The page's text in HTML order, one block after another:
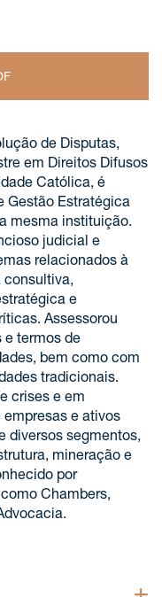
de Disputas,
em Direitos Difusos
Católica, é
Gestão Estratégica
mesma instituição.
judicial e
relacionados à
consultiva,
e
Assessorou
e termos de
bem como com
tradicionais.
crises e em
e ativos
diversos segmentos,
mineração e
por
Chambers,